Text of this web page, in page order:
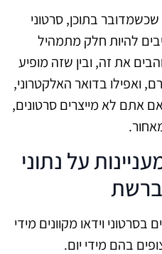
שכשמדובר בתוכן, סרטוני
להיות חלק מתמהיל
את זה, ובין שזה מופיע
ואפילו בדואר האלקטרוני,
אתם לא מייצרים סרטונים,
על נתוני
ברשת
בסרטוני וידאו מקוונים מידי